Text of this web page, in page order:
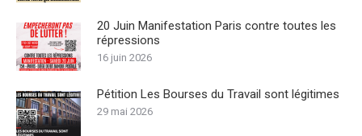
20 Juin Manifestation Paris contre toutes les
répressions
16 juin 2026
Pétition Les Bourses du Travail sont légitimes
29 mai 2026